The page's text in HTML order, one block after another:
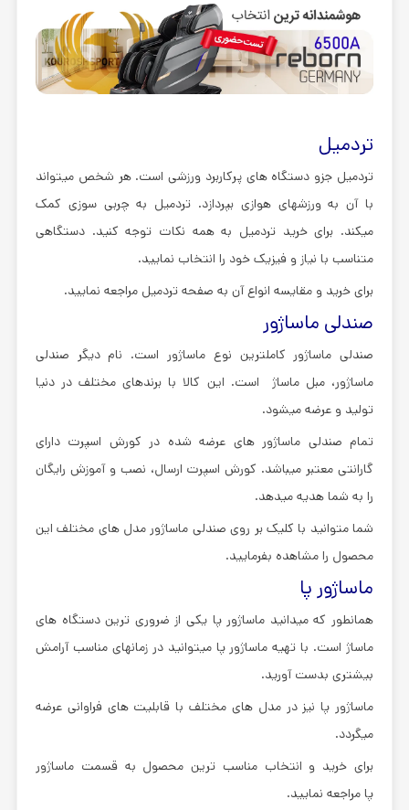
تردمیل
تردمیل جزو دستگاه های پرکاربرد ورزشی است. هر شخص میتواند
با آن به ورزشهای هوازی بپردازد. تردمیل به چربی سوزی کمک
میکند. برای خرید تردمیل به همه نکات توجه کنید. دستگاهی
متناسب با نیاز و فیزیک خود را انتخاب نمایید.
برای خرید و مقایسه انواع آن به صفحه تردمیل مراجعه نمایید.
صندلی ماساژور
صندلی ماساژور کاملترین نوع ماساژور است. نام دیگر صندلی
ماساژور، مبل ماساژ است. این کالا با برندهای مختلف در دنیا
تولید و عرضه میشود.
تمام صندلی ماساژور های عرضه شده در کورش اسپرت دارای
گارانتی معتبر میباشد. کورش اسپرت ارسال، نصب و آموزش رایگان
را به شما هدیه میدهد.
شما متوانید با کلیک بر روی صندلی ماساژور مدل های مختلف این
محصول را مشاهده بفرمایید.
ماساژور پا
همانطور که میدانید ماساژور پا یکی از ضروری ترین دستگاه های
ماساژ است. با تهیه ماساژور پا میتوانید در زمانهای مناسب آرامش
بیشتری بدست آورید.
ماساژور پا نیز در مدل های مختلف با قابلیت های فراوانی عرضه
میگردد.
برای خرید و انتخاب مناسب ترین محصول به قسمت ماساژور
پا مراجعه نمایید.